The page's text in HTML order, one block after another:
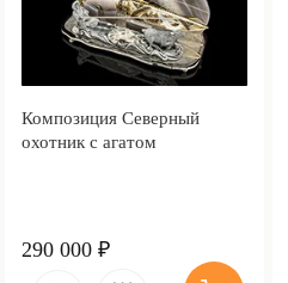
Композиция Северный
охотник с агатом
290 000 ₽